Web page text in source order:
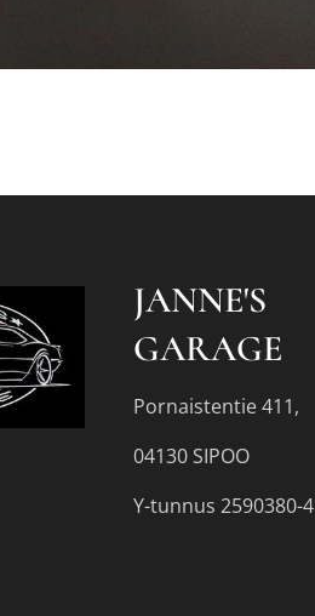
JANNE'S
GARAGE
Pornaistentie 411,
04130 SIPOO
Y-tunnus 2590380-4